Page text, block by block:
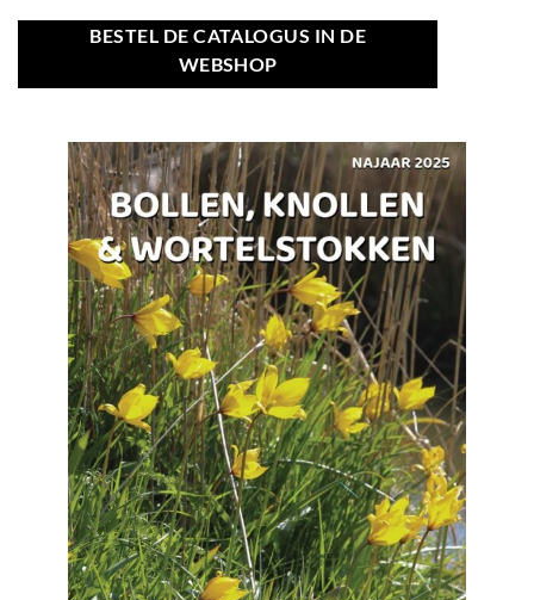
BESTEL DE CATALOGUS IN DE
WEBSHOP